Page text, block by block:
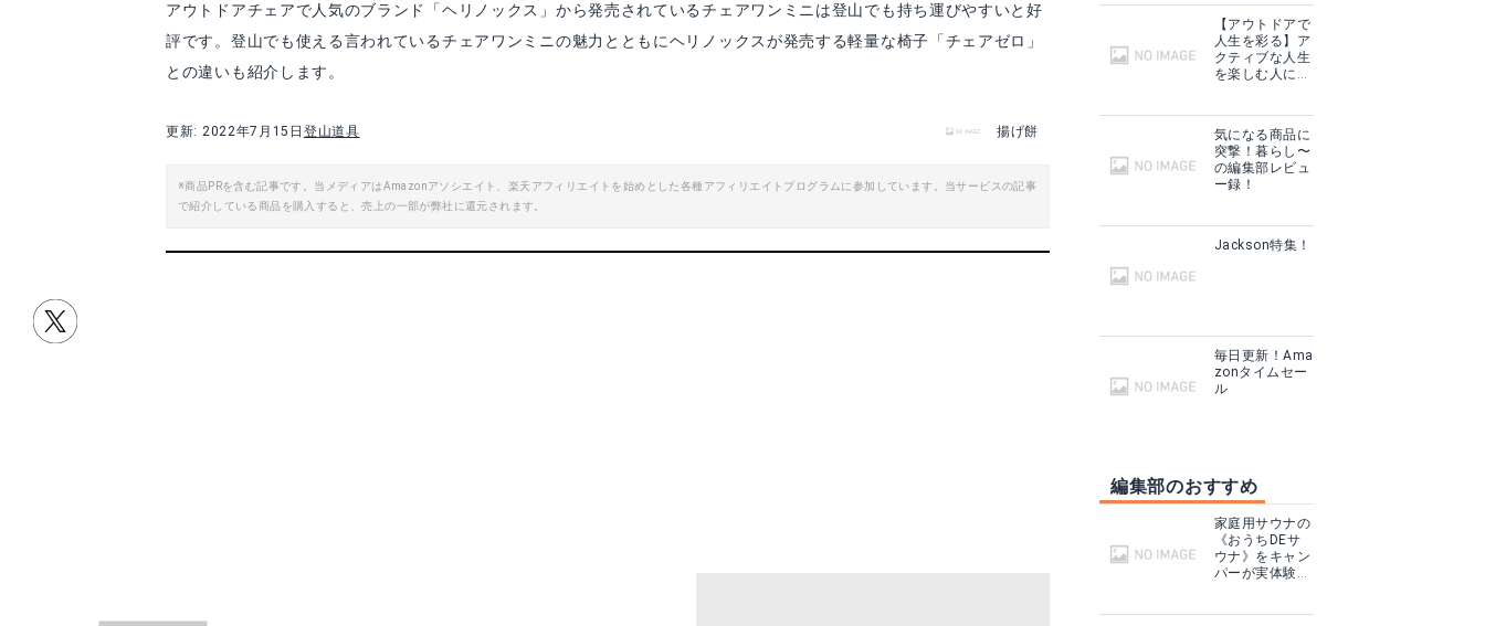
アウトドアチェアで人気のブランド「ヘリノックス」から発売されているチェアワンミニは登山でも持ち運びやすいと好
評です。登山でも使える言われているチェアワンミニの魅力とともにヘリノックスが発売する軽量な椅子「チェアゼロ」
との違いも紹介します。
更新: 2022年7月15日 登山道具 揚げ餅
※商品PRを含む記事です。当メディアはAmazonアソシエイト、楽天アフィリエイトを始めとした各種アフィリエイトプログラムに参加しています。当サービスの記事
で紹介している商品を購入すると、売上の一部が弊社に還元されます。
Yahoo!ショッピングで見る Yahoo!ショッピングで見る
【アウトドアで
人生を彩る】ア
クティブな人生
を楽しむ人に話
気になる商品に
突撃！暮らし〜
の編集部レビュ
ー録！
Jackson特集！
毎日更新！Ama
zonタイムセー
ル
編集部のおすすめ
家庭用サウナの
《おうちDEサ
ウナ》をキャン
パーが実体験！